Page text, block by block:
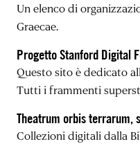
Un elenco di
Graecae.
Progetto Stanford Digital
Questo sito è dedicato
Tutti i frammenti
Theatrum orbis terrarum,
Collezioni digitali dalla